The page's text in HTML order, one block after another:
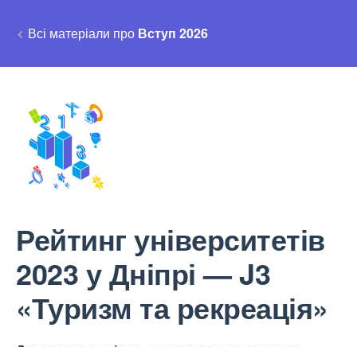
Всі матеріали про Вступ 2026
Рейтинг університетів
2023 у Дніпрі — J3
«Туризм та рекреація»